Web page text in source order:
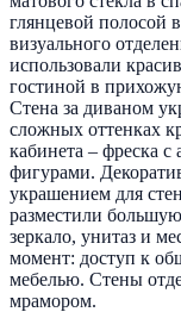
глянцевой полосой
визуального
использовали
гостиной в
Стена за диваном
сложных оттенках
кабинета – фреска
фигурами.
украшением для
разместили
зеркало, унитаз и
момент: доступ к
мебелью. Стены
мрамором.